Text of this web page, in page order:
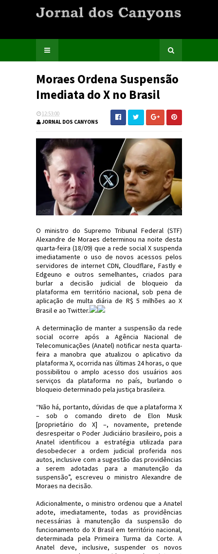
Moraes Ordena Suspensão
Imediata do X no Brasil
12:53:00
JORNAL DOS CANYONS
O ministro do Supremo Tribunal Federal (STF)
Alexandre de Moraes determinou na noite desta
quarta-feira (18/09) que a rede social X suspenda
imediatamente o uso de novos acessos pelos
servidores de internet CDN, Cloudflare, Fastly e
Edgeuno e outros semelhantes, criados para
burlar a decisão judicial de bloqueio da
plataforma em território nacional, sob pena de
aplicação de multa diária de R$ 5 milhões ao X
Brasil e ao Twitter.
A determinação de manter a suspensão da rede
social ocorre após a Agência Nacional de
Telecomunicações (Anatel) notificar nesta quarta-
feira a manobra que atualizou o aplicativo da
plataforma X, ocorrida nas últimas 24 horas, o que
possibilitou o amplo acesso dos usuários aos
serviços da plataforma no país, burlando o
bloqueio determinado pela justiça brasileira.
“Não há, portanto, dúvidas de que a plataforma X
– sob o comando direto de Elon Musk
[proprietário do X] –, novamente, pretende
desrespeitar o Poder Judiciário brasileiro, pois a
Anatel identificou a estratégia utilizada para
desobedecer a ordem judicial proferida nos
autos, inclusive com a sugestão das providências
a serem adotadas para a manutenção da
suspensão”, escreveu o ministro Alexandre de
Moraes na decisão.
Adicionalmente, o ministro ordenou que a Anatel
adote, imediatamente, todas as providências
necessárias à manutenção da suspensão do
funcionamento do X Brasil em território nacional,
determinada pela Primeira Turma da Corte. A
Anatel deve, inclusive, suspender os novos